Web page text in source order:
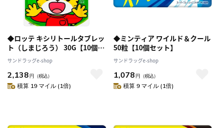
◆ロッテ キシリトールタブレッ
ト（しまじろう） 30G【10個セ
ット】
サンドラッグe-shop
2,138 円 （税込）
積算 19 マイル (1倍)
◆ミンティア ワイルド＆クール
50粒【10個セット】
サンドラッグe-shop
1,078 円 （税込）
積算 9 マイル (1倍)